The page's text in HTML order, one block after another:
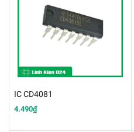
IC CD4081
4.490₫